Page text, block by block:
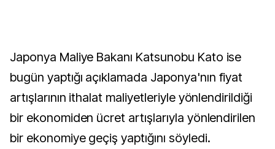
Japonya Maliye Bakanı Katsunobu Kato ise
bugün yaptığı açıklamada Japonya'nın fiyat
artışlarının ithalat maliyetleriyle yönlendirildiği
bir ekonomiden ücret artışlarıyla yönlendirilen
bir ekonomiye geçiş yaptığını söyledi.